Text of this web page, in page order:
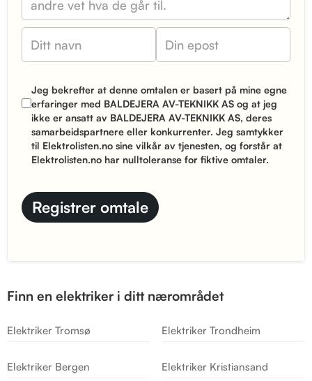
Jeg bekrefter at denne omtalen er basert på mine egne
erfaringer med BALDEJERA AV-TEKNIKK AS og at jeg
ikke er ansatt av BALDEJERA AV-TEKNIKK AS, deres
samarbeidspartnere eller konkurrenter. Jeg samtykker
til Elektrolisten.no sine vilkårav tjenesten, og forstår at
Elektrolisten.no har nulltoleranse for fiktive omtaler.
Finn en elektriker i ditt nærområdet
Elektriker Tromsø Elektriker Trondheim
Elektriker Bergen Elektriker Kristiansand